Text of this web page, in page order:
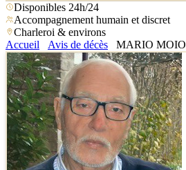
Disponibles 24h/24
Accompagnement humain et discret
Charleroi & environs
Accueil
Avis de décès MARIO MOIO